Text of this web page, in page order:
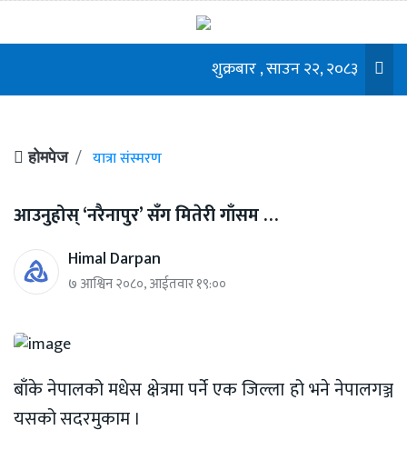
शुक्रबार , साउन २२, २०८३
होमपेज यात्रा संस्मरण
आउनुहोस् ‘नरैनापुर’ सँग मितेरी गाँसम …
Himal Darpan
७ आश्विन २०८०, आईतवार १९:००
बाँके नेपालको मधेस क्षेत्रमा पर्ने एक जिल्ला हो भने नेपालगञ्ज
यसको सदरमुकाम ।